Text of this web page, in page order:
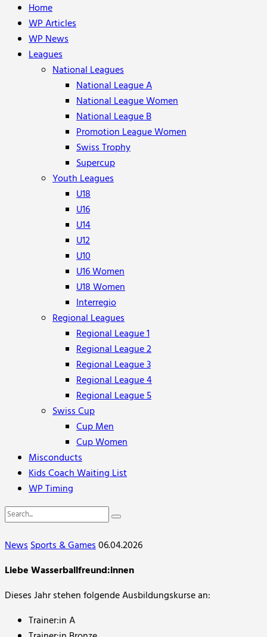
Home
WP Articles
WP News
Leagues
National Leagues
National League A
National League Women
National League B
Promotion League Women
Swiss Trophy
Supercup
Youth Leagues
U18
U16
U14
U12
U10
U16 Women
U18 Women
Interregio
Regional Leagues
Regional League 1
Regional League 2
Regional League 3
Regional League 4
Regional League 5
Swiss Cup
Cup Men
Cup Women
Misconducts
Kids Coach Waiting List
WP Timing
NewsSports & Games06.04.2026
Liebe Wasserballfreund:innen
Dieses Jahr stehen folgende Ausbildungskurse an:
Trainer:in A